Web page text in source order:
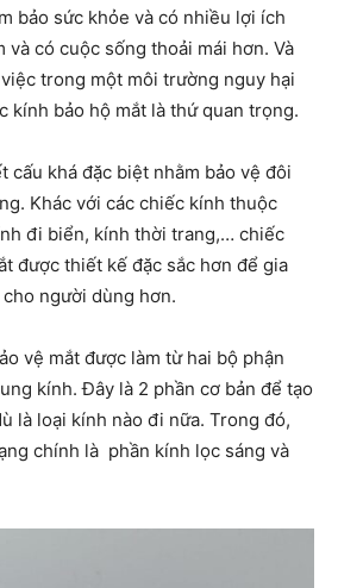
bảo sức khỏe và có nhiều lợi ích
có cuộc sống thoải mái hơn. Và
trong một môi trường nguy hại
kính bảo hộ mắt là thứ quan trọng.
cấu khá đặc biệt nhằm bảo vệ đôi
Khác với các chiếc kính thuộc
đi biển, kính thời trang,… chiếc
được thiết kế đặc sắc hơn để gia
người dùng hơn.
vệ mắt được làm từ hai bộ phận
kính. Đây là 2 phần cơ bản để tạo
là loại kính nào đi nữa. Trong đó,
chính là phần kính lọc sáng và